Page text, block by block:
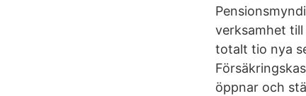
verksamhet
totalt tio nya
öppnar och